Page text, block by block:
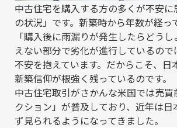
中古住宅を購入する方の多くが不安
の状況」です。新築時から年数が経っ
「購入後に雨漏りが発生したらどう
えない部分で劣化が進行しているの
不安を抱えています。だからこそ、日
新築信仰が根強く残っているのです。
中古住宅取引がさかんな米国では売買
クション」が普及しており、近年は日
ず見られるようになってきました。